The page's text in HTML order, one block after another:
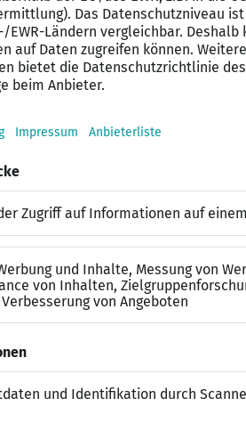
durch.
SAP Job mit
in einer vergleichbaren
für die
automatisches
neue SAP-Themengebiete
Arbeitsweise und
diesem SAP Job
Schulungen Training on the job